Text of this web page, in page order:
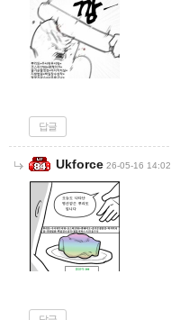
답글
Ukforce 26-05-16 14:02